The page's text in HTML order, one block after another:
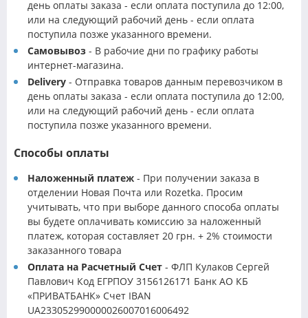
день оплаты заказа - если оплата поступила до 12:00,
или на следующий рабочий день - если оплата
поступила позже указанного времени.
Самовывоз - В рабочие дни по графику работы
интернет-магазина.
Delivery - Отправка товаров данным перевозчиком в
день оплаты заказа - если оплата поступила до 12:00,
или на следующий рабочий день - если оплата
поступила позже указанного времени.
Способы оплаты
Наложенный платеж - При получении заказа в
отделении Новая Почта или Rozetka. Просим
учитывать, что при выборе данного способа оплаты
вы будете оплачивать комиссию за наложенный
платеж, которая составляет 20 грн. + 2% стоимости
заказанного товара
Оплата на Расчетный Счет - ФЛП Кулаков Сергей
Павлович Код ЕГРПОУ 3156126171 Банк АО КБ
«ПРИВАТБАНК» Счет IBAN
UA233052990000026007016006492